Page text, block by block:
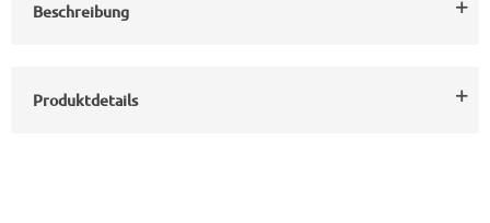
Beschreibung
Produktdetails